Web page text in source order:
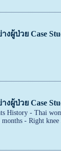
งผู้ป่วย Case
งผู้ป่วย Case
History - Thai
- Right knee